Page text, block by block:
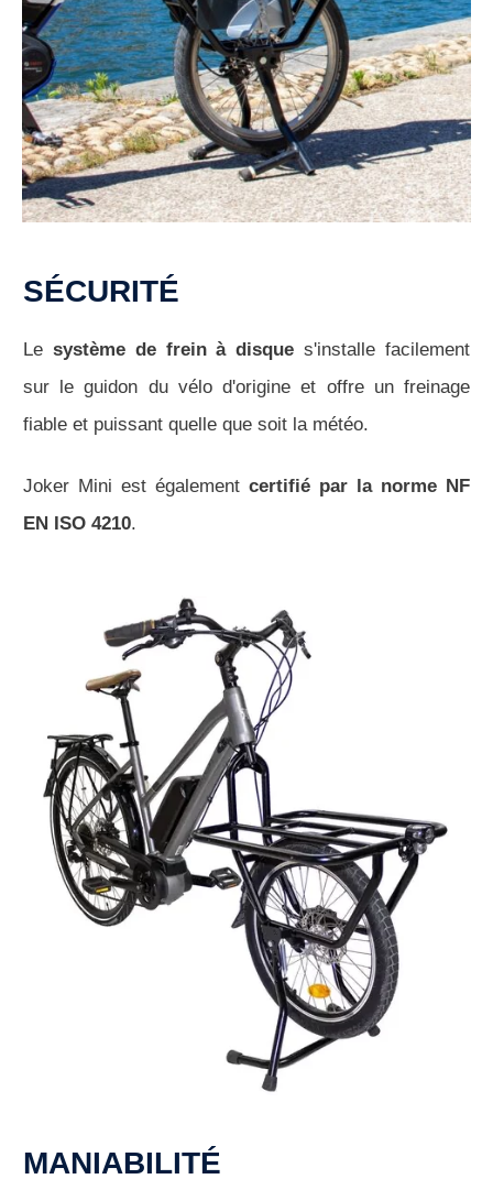
SÉCURITÉ
Le système de frein à disques'installe facilement
sur le guidon du vélo d'origine et offre un freinage
fiable et puissant quelle que soit la météo.
Joker Mini est également certifié par la norme NF
EN ISO 4210.
MANIABILITÉ